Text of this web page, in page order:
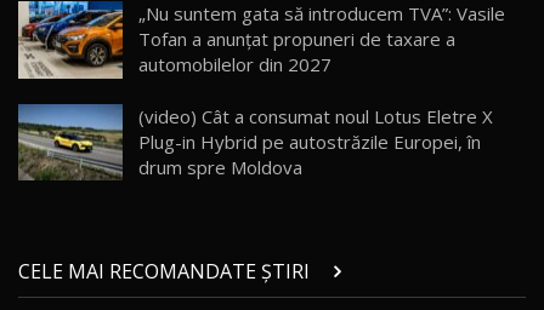
30:08
Noul Geely EX5 EM-i care a cucerit Moldova
AutoBlog.MD
23:36
20
Noul ZEEKR 7X / Test Drive AutoBlog.MD
29:08
21
Micul BYD Dolphin Surf / Test Drive
AutoBlog.MD
16:59
„Nu suntem gata să introducem TVA”: Vasile
Tofan a anunțat propuneri de taxare a
automobilelor din 2027
(video) Cât a consumat noul Lotus Eletre X
Plug-in Hybrid pe autostrăzile Europei, în
drum spre Moldova
CELE MAI RECOMANDATE ȘTIRI